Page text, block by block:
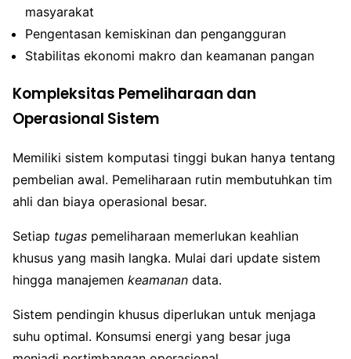
masyarakat
Pengentasan kemiskinan dan pengangguran
Stabilitas ekonomi makro dan keamanan pangan
Kompleksitas Pemeliharaan dan
Operasional Sistem
Memiliki sistem komputasi tinggi bukan hanya tentang
pembelian awal. Pemeliharaan rutin membutuhkan tim
ahli dan biaya operasional besar.
Setiap tugas pemeliharaan memerlukan keahlian
khusus yang masih langka. Mulai dari update sistem
hingga manajemen keamanan data.
Sistem pendingin khusus diperlukan untuk menjaga
suhu optimal. Konsumsi energi yang besar juga